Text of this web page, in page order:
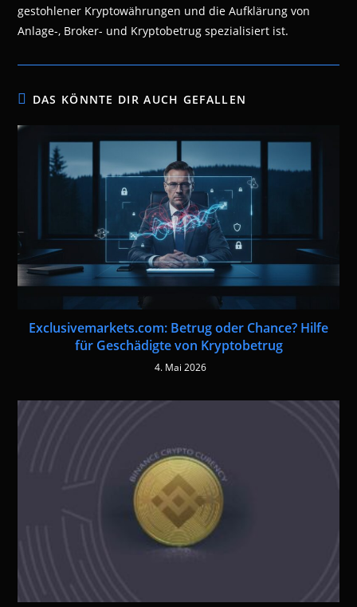
gestohlener Kryptowährungen und die Aufklärung von
Anlage-, Broker- und Kryptobetrug spezialisiert ist.
DAS KÖNNTE DIR AUCH GEFALLEN
Exclusivemarkets.com: Betrug oder Chance? Hilfe
für Geschädigte von Kryptobetrug
4. Mai 2026